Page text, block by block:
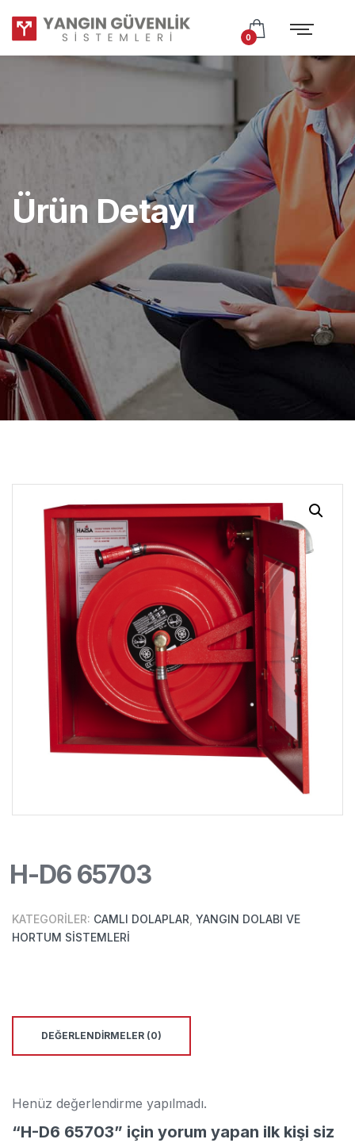
0
Ürün Detayı
Subtitle
H-D6 65703
KATEGORILER: CAMLI DOLAPLAR YANGIN DOLABI VE
HORTUM SISTEMLERI
DEĞERLENDIRMELER (0)
Henüz değerlendirme yapılmadı.
“H-D6 65703” için yorum yapan ilk kişi siz